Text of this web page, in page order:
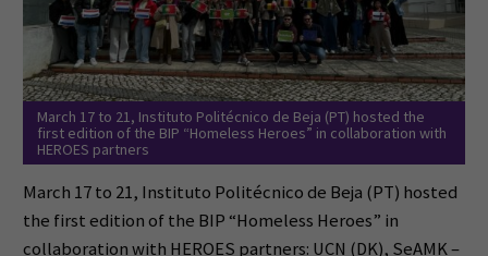
March 17 to 21, Instituto Politécnico de Beja (PT) hosted the
first edition of the BIP “Homeless Heroes” in collaboration with
HEROES partners
March 17 to 21, Instituto Politécnico de Beja (PT) hosted
the first edition of the BIP “Homeless Heroes” in
collaboration with HEROES partners: UCN (DK), SeAMK –